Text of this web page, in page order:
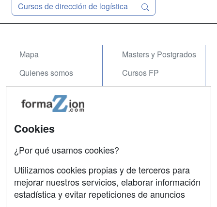
Cursos de dirección de logística
Mapa
Quienes somos
Acceso Usuarios
Acceso Centros
Masters y Postgrados
Cursos FP
Contactar
Confidencialidad
SÍGUENOS EN:
Cookies
¿Por qué usamos cookies?
Utilizamos cookies propias y de terceros para
mejorar nuestros servicios, elaborar información
estadística y evitar repeticiones de anuncios